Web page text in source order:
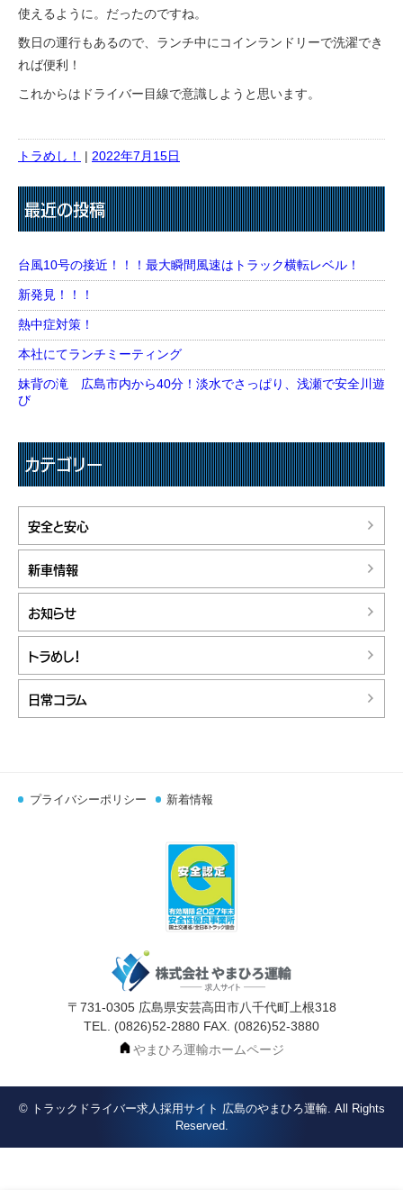
使えるように。だったのですね。
数日の運行もあるので、ランチ中にコインランドリーで洗濯でき
れば便利！
これからはドライバー目線で意識しようと思います。
トラめし！ | 2022年7月15日
最近の投稿
台風10号の接近！！！最大瞬間風速はトラック横転レベル！
新発見！！！
熱中症対策！
本社にてランチミーティング
妹背の滝 広島市内から40分！淡水でさっぱり、浅瀬で安全川遊
び
カテゴリー
安全と安心
新車情報
お知らせ
トラめし！
日常コラム
プライバシーポリシー 新着情報
〒731-0305 広島県安芸高田市八千代町上根318
TEL. (0826)52-2880 FAX. (0826)52-3880
やまひろ運輸ホームページ
© トラックドライバー求人採用サイト 広島のやまひろ運輸. All Rights
Reserved.